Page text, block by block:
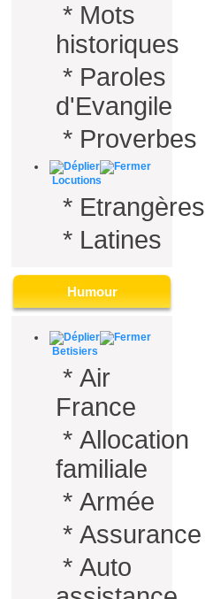
* Mots
historiques
* Paroles
d'Evangile
* Proverbes
Locutions
* Etrangères
* Latines
Humour
Betisiers
* Air
France
* Allocation
familiale
* Armée
* Assurance
* Auto